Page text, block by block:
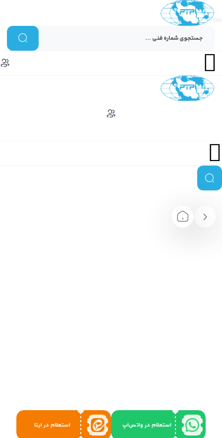
استعلام در واتس‌اپ استعلام در ایتا